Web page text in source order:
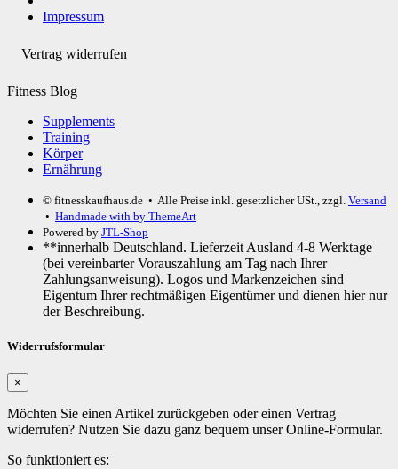
Impressum
Vertrag widerrufen
Fitness Blog
Supplements
Training
Körper
Ernährung
© fitnesskaufhaus.de • Alle Preise inkl. gesetzlicher USt., zzgl. Versand
• Handmade with by ThemeArt
Powered by JTL-Shop
**innerhalb Deutschland. Lieferzeit Ausland 4-8 Werktage
(bei vereinbarter Vorauszahlung am Tag nach Ihrer
Zahlungsanweisung). Logos und Markenzeichen sind
Eigentum Ihrer rechtmäßigen Eigentümer und dienen hier nur
der Beschreibung.
Widerrufsformular
×
Möchten Sie einen Artikel zurückgeben oder einen Vertrag
widerrufen? Nutzen Sie dazu ganz bequem unser Online-Formular.
So funktioniert es: